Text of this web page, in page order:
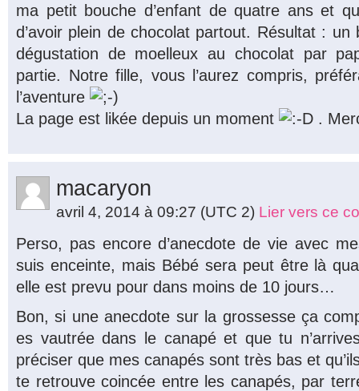
ma petit bouche d’enfant de quatre ans et
d’avoir plein de chocolat partout. Résultat : un
dégustation de moelleux au chocolat par
partie. Notre fille, vous l’aurez compris,
l’aventure
La page est likée depuis un moment
.
macaryon
avril 4, 2014 à 09:27 (UTC 2) Lier vers ce
Perso, pas encore d’anecdote de vie avec
suis enceinte, mais Bébé sera peut être là
elle est prevu pour dans moins de 10 jours…
Bon, si une anecdote sur la grossesse ça
es vautrée dans le canapé et que tu
préciser que mes canapés sont très bas et
te retrouve coincée entre les canapés, par